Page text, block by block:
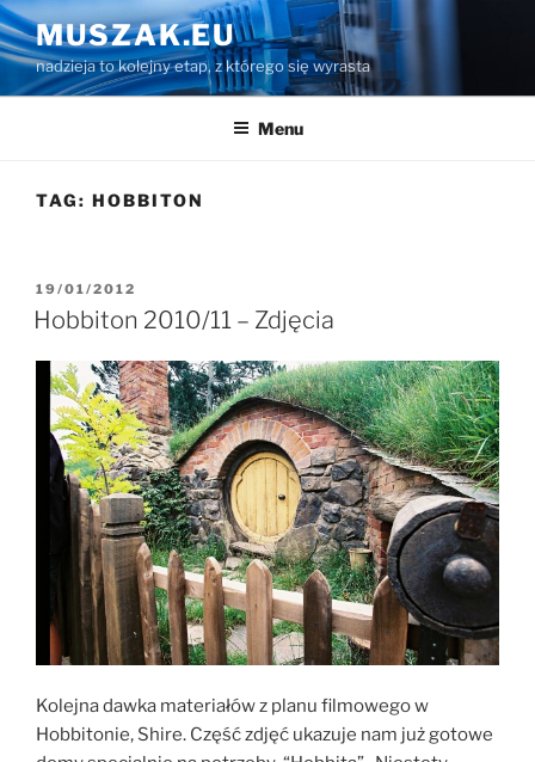
Przejdź
do
treści
MUSZAK.EU
nadzieja to kolejny etap, z którego się wyrasta
Menu
TAG: HOBBITON
OPUBLIKOWANE
W
19/01/2012
Hobbiton 2010/11 – Zdjęcia
Kolejna dawka materiałów z planu filmowego w
Hobbitonie, Shire. Część zdjęć ukazuje nam już gotowe